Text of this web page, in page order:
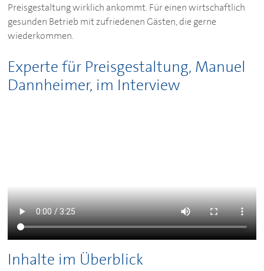
Preisgestaltung wirklich ankommt. Für einen wirtschaftlich
gesunden Betrieb mit zufriedenen Gästen, die gerne
wiederkommen.
Experte für Preisgestaltung, Manuel
Dannheimer, im Interview
Inhalte im Überblick